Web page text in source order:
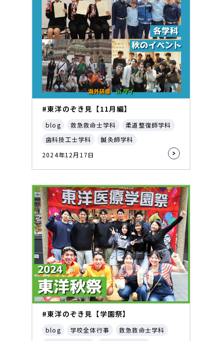
#東洋のぞき見【11月編】
blog 救急救命士学科
柔道整復師学科
歯科技工士学科
鍼灸師学科
2024年12月17日
#東洋のぞき見【学園祭】
blog 学校全体行事
救急救命士学科